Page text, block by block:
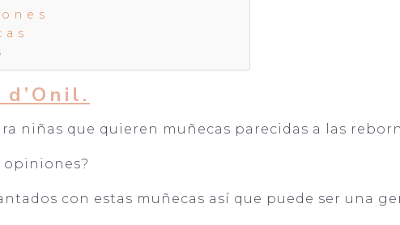
n e s
s
niñas que quieren muñecas parecidas a las
opiniones?
con estas muñecas así que puede ser una